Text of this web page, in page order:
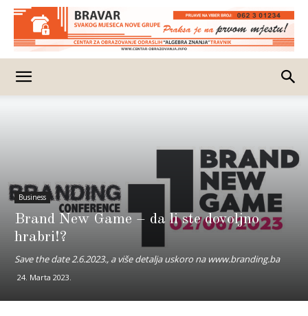
Business
Brand New Game – da li ste dovoljno
hrabri!?
Save the date 2.6.2023., a više detalja uskoro na www.branding.ba
24. Marta 2023.